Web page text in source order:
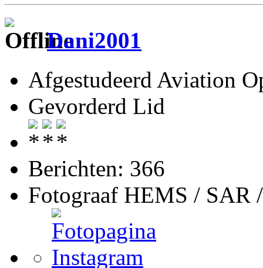
Dani2001
Afgestudeerd Aviation
Gevorderd Lid
Berichten: 366
Fotograaf HEMS / SAR